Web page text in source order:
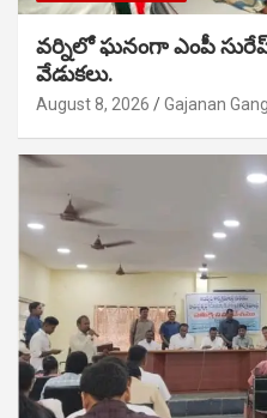
వర్నిలో ఘనంగా ఎంపీ
వేడుకలు.
August 8, 2026 Gajanan